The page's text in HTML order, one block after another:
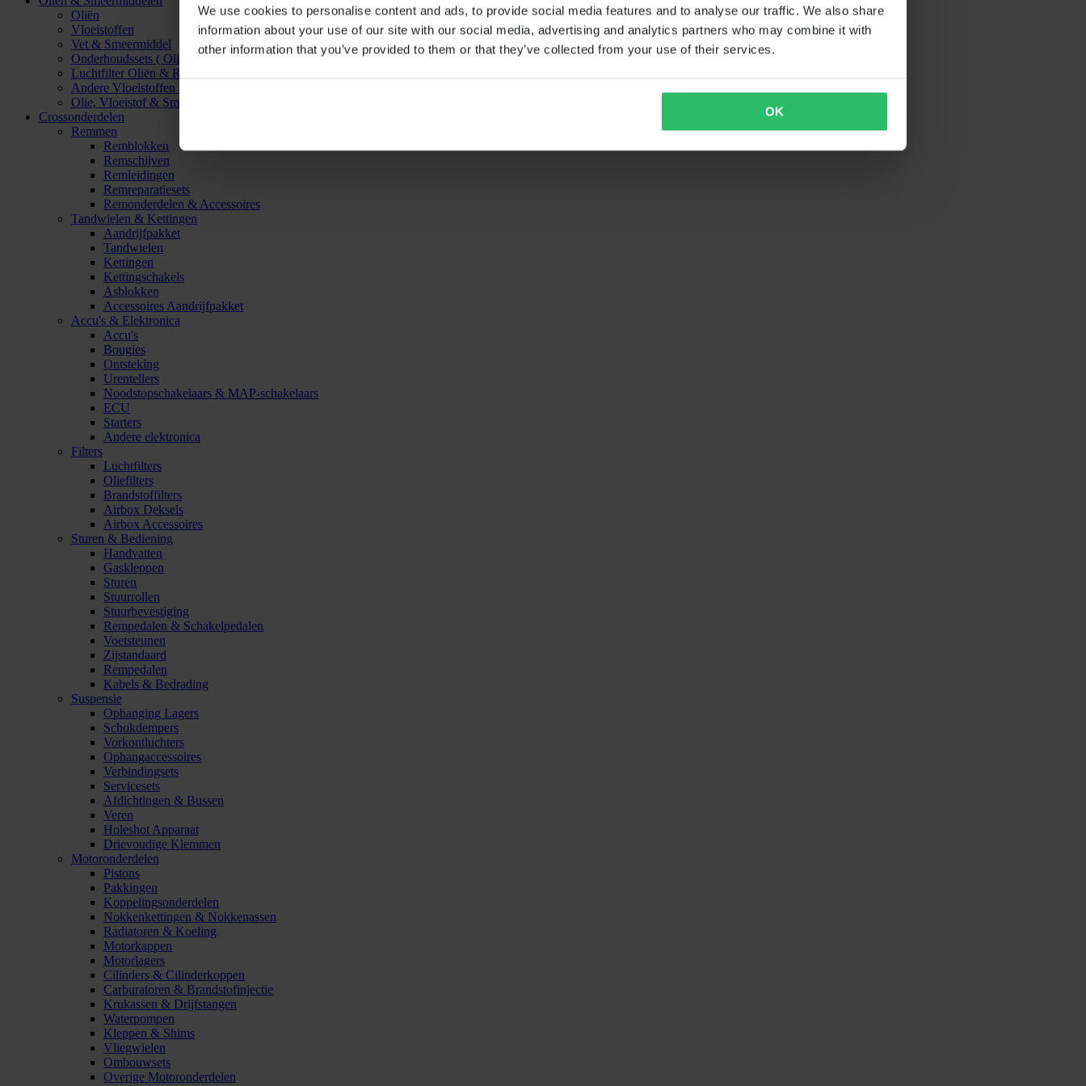
We use cookies to personalise content and ads, to provide social media features and to analyse our traffic. We also share
information about your use of our site with our social media, advertising and analytics partners who may combine it with
other information that you’ve provided to them or that they’ve collected from your use of their services.
OK
Oliën
Vloeistoffen
Vet & Smeermiddel
Onderhoudssets ( Olie & Filter)
Luchtfilter Oliën & Reinigers
Andere Vloeistoffen & Smeermiddelen
Olie, Vloeistof & Smeermiddel Accessoires
Crossonderdelen
Remmen
Remblokken
Remschijven
Remleidingen
Remreparatiesets
Remonderdelen & Accessoires
Tandwielen & Kettingen
Aandrijfpakket
Tandwielen
Kettingen
Kettingschakels
Asblokken
Accessoires Aandrijfpakket
Accu's & Elektronica
Accu's
Bougies
Ontsteking
Urentellers
Noodstopschakelaars & MAP-schakelaars
ECU
Starters
Andere elektronica
Filters
Luchtfilters
Oliefilters
Brandstoffilters
Airbox Deksels
Airbox Accessoires
Sturen & Bediening
Handvatten
Gaskleppen
Sturen
Stuurrollen
Stuurbevestiging
Rempedalen & Schakelpedalen
Voetsteunen
Zijstandaard
Rempedalen
Kabels & Bedrading
Suspensie
Ophanging Lagers
Schokdempers
Vorkontluchters
Ophangaccessoires
Verbindingsets
Servicesets
Afdichtingen & Bussen
Veren
Holeshot Apparaat
Drievoudige Klemmen
Motoronderdelen
Pistons
Pakkingen
Koppelingsonderdelen
Nokkenkettingen & Nokkenassen
Radiatoren & Koeling
Motorkappen
Motorlagers
Cilinders & Cilinderkoppen
Carburatoren & Brandstofinjectie
Krukassen & Drijfstangen
Waterpompen
Kleppen & Shims
Vliegwielen
Ombouwsets
Overige Motoronderdelen